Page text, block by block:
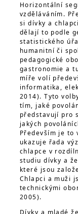
Horizontální
vzděláváním.
si dívky a
dělají to podle
statistického
humanitní či
pedagogické
gastronomie a
míře volí
informatika,
2014). Tyto
tím, jaké
představují pro
jakých
Především je to
ukazuje řada
chlapce v
studiu dívky a
které jsou
Chlapci a muži
technickými
2005).